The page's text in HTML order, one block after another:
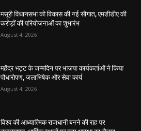
मसूरी विधानसभा को विकास की नई सौगात, एमडीडीए की
करोड़ों की परियोजनाओं का शुभारंभ
August 4, 2026
महेंद्र भट्ट के जन्मदिन पर भाजपा कार्यकर्ताओं ने किया
पौधारोपण, जलाभिषेक और सेवा कार्य
August 4, 2026
विश्व की आध्यात्मिक राजधानी बनने की राह पर